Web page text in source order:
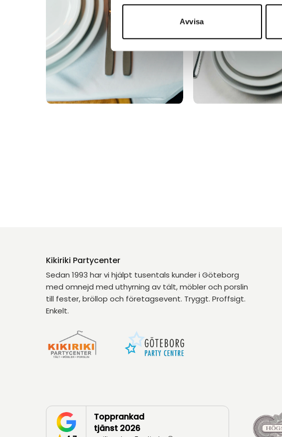
Avvisa
Kikiriki Partycenter
Sedan 1993 har vi hjälpt tusentals kunder i Göteborg
med omnejd med uthyrning av tält, möbler och porslin
till fester, bröllop och företagsevent. Tryggt. Proffsigt.
Enkelt.
Topprankad
tjänst 2026